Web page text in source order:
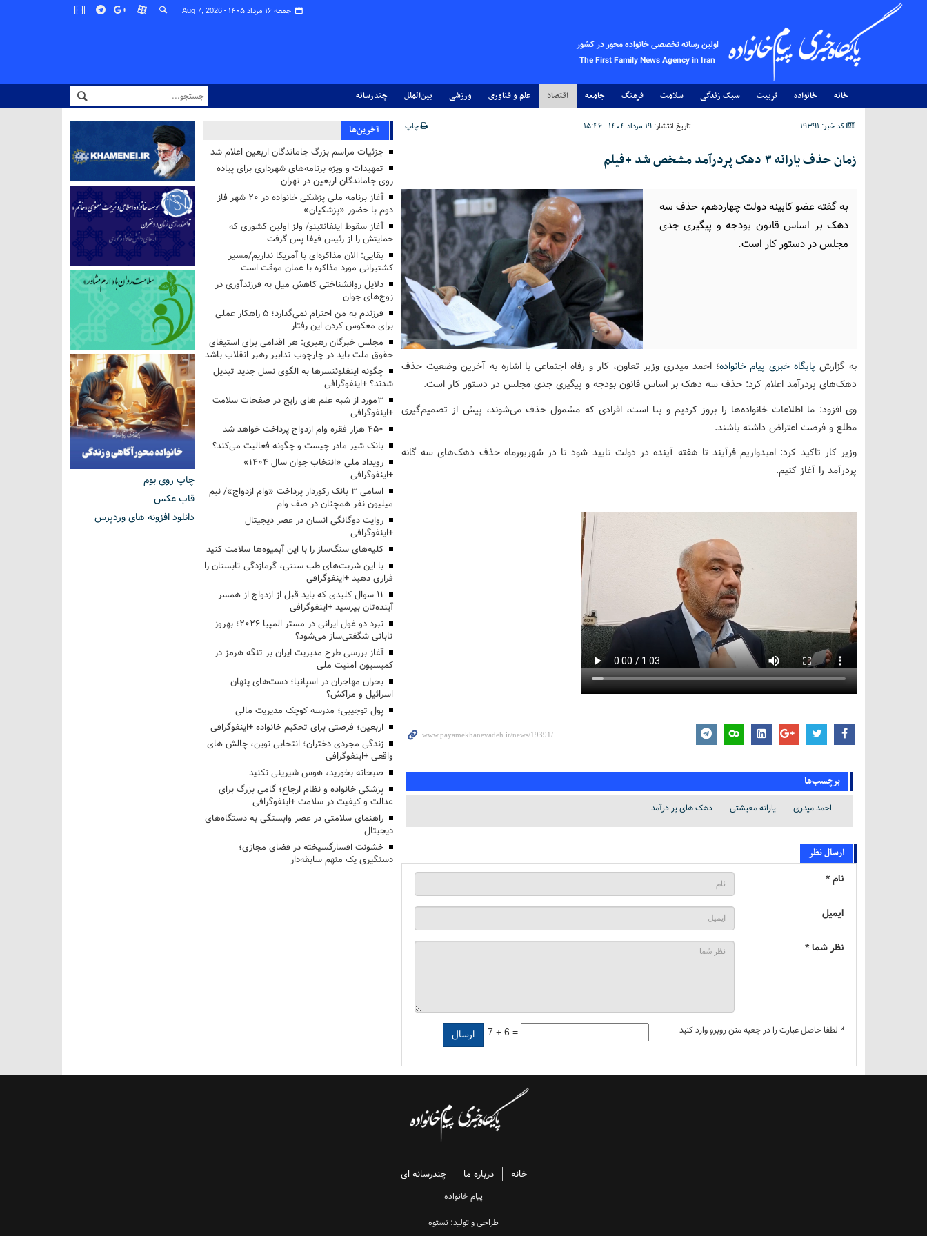
جمعه ۱۶ مرداد ۱۴۰۵ - Aug 7, 2026
اولین رسانه تخصصی خانواده محور در کشور
The First Family News Agency in Iran
خانه خانواده تربیت سبک زندگی سلامت فرهنگ جامعه اقتصاد علم و فناوری ورزشی بین‌الملل چندرسانه
کد خبر: 19391 تاریخ انتشار: ۱۹ مرداد ۱۴۰۴ - ۱۵:۴۶ چاپ
زمان حذف یارانه ۳ دهک پردرآمد مشخص شد +فیلم
به گفته عضو کابینه دولت چهاردهم، حذف سه
دهک بر اساس قانون بودجه و پیگیری جدی
مجلس در دستور کار است.
به گزارش پایگاه خبری پیام خانواده؛احمد میدری وزیر تعاون، کار و رفاه اجتماعی با اشاره به آخرین وضعیت حذف
دهک‌های پردرآمد اعلام کرد: حذف سه دهک بر اساس قانون بودجه و پیگیری جدی مجلس در دستور کار است.
وی افزود: ما اطلاعات خانواده‌ها را بروز کردیم و بنا است، افرادی که مشمول حذف می‌شوند، پیش از تصمیم‌گیری
مطلع و فرصت اعتراض داشته باشند.
وزیر کار تاکید کرد: امیدواریم فرآیند تا هفته آینده در دولت تایید شود تا در شهریورماه حذف دهک‌های سه گانه
پردرآمد را آغاز کنیم.
برچسب‌ها
احمد میدری یارانه معیشتی دهک های پر درآمد
ارسال نظر
نام *
ایمیل
نظر شما *
* لطفا حاصل عبارت را در جعبه متن روبرو وارد کنید 7 + 6 =
آخرین‌ها
جزئیات مراسم بزرگ جاماندگان اربعین اعلام شد
تمهیدات و ویژه برنامه‌های شهرداری برای پیاده
روی جاماندگان اربعین در تهران
آغاز برنامه ملی پزشکی خانواده در ۲۰ شهر فاز
دوم با حضور «پزشکیان»
آغاز سقوط اینفانتینو/ ولز اولین کشوری که
حمایتش را از رئیس فیفا پس گرفت
بقایی: الان مذاکره‌ای با آمریکا نداریم/مسیر
کشتیرانی مورد مذاکره با عمان موقت است
دلایل روانشناختی کاهش میل به فرزندآوری در
زوج‌های جوان
فرزندم به من احترام نمی‌گذارد؛ ۵ راهکار عملی
برای معکوس کردن این رفتار
مجلس خبرگان رهبری: هر اقدامی برای استیفای
حقوق ملت باید در چارچوب تدابیر رهبر انقلاب باشد
چگونه اینفلوئنسرها به الگوی نسل جدید تبدیل
شدند؟ +اینفوگرافی
3مورد از شبه علم های رایج در صفحات سلامت
+اینفوگرافی
۴۵۰ هزار فقره وام ازدواج پرداخت خواهد شد
بانک شیر مادر چیست و چگونه فعالیت می‌کند؟
رویداد ملی «انتخاب جوان سال ۱۴۰۴»
+اینفوگرافی
اسامی ۳ بانک رکوردار پرداخت «وام ازدواج»/ نیم
میلیون نفر همچنان در صف وام
روایت دوگانگی انسان در عصر دیجیتال
+اینفوگرافی
کلیه‌های سنگ‌ساز را با این آبمیوه‌ها سلامت کنید
با این شربت‌های طب سنتی، گرمازدگی تابستان را
فراری دهید +اینفوگرافی
۱۱ سوال کلیدی که باید قبل از ازدواج از همسر
آینده‌تان بپرسید +اینفوگرافی
نبرد دو غول ایرانی در مستر المپیا ۲۰۲۶؛ بهروز
تابانی شگفتی‌ساز می‌شود؟
آغاز بررسی طرح مدیریت ایران بر تنگه هرمز در
کمیسیون امنیت ملی
بحران مهاجران در اسپانیا؛ دست‌های پنهان
اسرائیل و مراکش؟
پول توجیبی؛ مدرسه کوچک مدیریت مالی
اربعین؛ فرصتی برای تحکیم خانواده +اینفوگرافی
زندگی مجردی دختران؛ انتخابی نوین، چالش های
واقعی +اینفوگرافی
صبحانه بخورید، هوس شیرینی نکنید
پزشکی خانواده و نظام ارجاع؛ گامی بزرگ برای
عدالت و کیفیت در سلامت +اینفوگرافی
راهنمای سلامتی در عصر وابستگی به دستگاه‌های
دیجیتال
خشونت افسارگسیخته در فضای مجازی؛
دستگیری یک متهم سابقه‌دار
چاپ روی بوم
قاب عکس
دانلود افزونه های وردپرس
خانه درباره ما چندرسانه ای
پیام خانواده
طراحی و تولید: نستوه